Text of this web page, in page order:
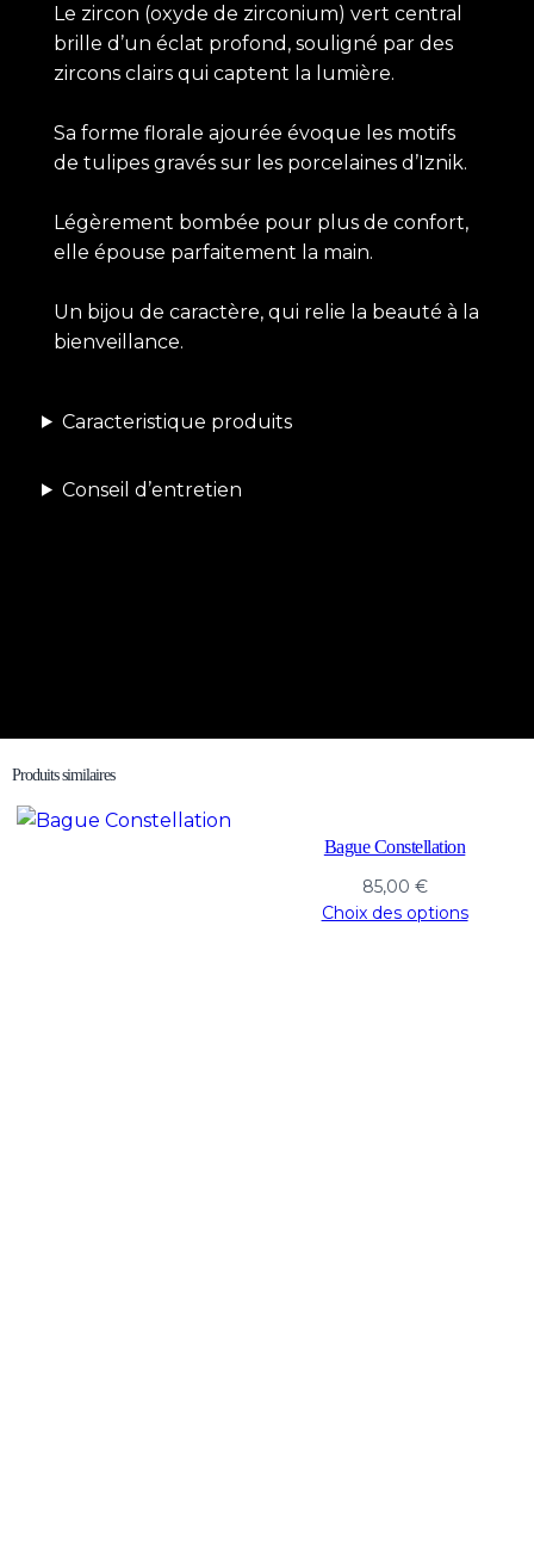
Le zircon (oxyde de zirconium) vert central
brille d’un éclat profond, souligné par des
zircons clairs qui captent la lumière.
Sa forme florale ajourée évoque les motifs
de tulipes gravés sur les porcelaines d’Iznik.
Légèrement bombée pour plus de confort,
elle épouse parfaitement la main.
Un bijou de caractère, qui relie la beauté à la
bienveillance.
Caracteristique produits
Conseil d’entretien
Produits similaires
Bague Constellation
85,00 €
Choix des options